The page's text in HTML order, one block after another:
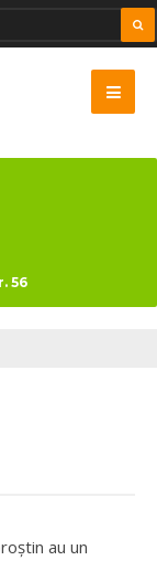
56
au un